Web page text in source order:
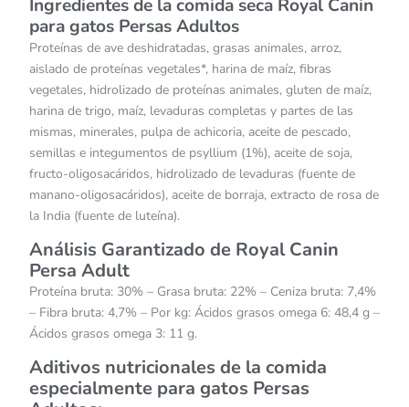
Ingredientes de la comida seca Royal Canin
para gatos Persas Adultos
Proteínas de ave deshidratadas, grasas animales, arroz,
aislado de proteínas vegetales*, harina de maíz, fibras
vegetales, hidrolizado de proteínas animales, gluten de maíz,
harina de trigo, maíz, levaduras completas y partes de las
mismas, minerales, pulpa de achicoria, aceite de pescado,
semillas e integumentos de psyllium (1%), aceite de soja,
fructo-oligosacáridos, hidrolizado de levaduras (fuente de
manano-oligosacáridos), aceite de borraja, extracto de rosa de
la India (fuente de luteína).
Análisis Garantizado de Royal Canin
Persa Adult
Proteína bruta: 30% – Grasa bruta: 22% – Ceniza bruta: 7,4%
– Fibra bruta: 4,7% – Por kg: Ácidos grasos omega 6: 48,4 g –
Ácidos grasos omega 3: 11 g.
Aditivos nutricionales de la comida
especialmente para gatos Persas